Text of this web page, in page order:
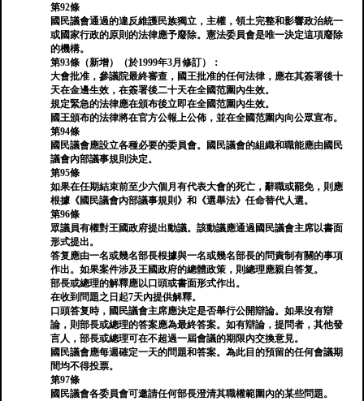
第92條
國民議會通過的違反維護民族獨立，主權，領土完整和影響政治統一
或國家行政的原則的法律應予廢除。憲法委員會是唯一決定這項廢除
的機構。
第93條（新增）（於1999年3月修訂）：
大會批准，參議院最終審查，國王批准的任何法律，應在其簽署後十
天在金邊生效，在簽署後二十天在全國范圍內生效。
規定緊急的法律應在頒布後立即在全國范圍內生效。
國王頒布的法律將在官方公報上公佈，並在全國范圍內向公眾宣布。
第94條
國民議會應設立各種必要的委員會。國民議會的組織和職能應由國民
議會內部議事規則決定。
第95條
如果在任期結束前至少六個月有代表大會的死亡，辭職或罷免，則應
根據《國民議會內部議事規則》和《選舉法》任命替代人選。
第96條
眾議員有權對王國政府提出動議。該動議應通過國民議會主席以書面
形式提出。
答复應由一名或幾名部長根據與一名或幾名部長的問責制有關的事項
作出。如果案件涉及王國政府的總體政策，則總理應親自答复。
部長或總理的解釋應以口頭或書面形式作出。
在收到問題之日起7天內提供解釋。
口頭答复時，國民議會主席應決定是否舉行公開辯論。如果沒有辯
論，則部長或總理的答案應為最終答案。如有辯論，提問者，其他發
言人，部長或總理可在不超過一屆會議的期限內交換意見。
國民議會應每週確定一天的問題和答案。為此目的預留的任何會議期
間均不得投票。
第97條
國民議會各委員會可邀請任何部長澄清其職權範圍內的某些問題。